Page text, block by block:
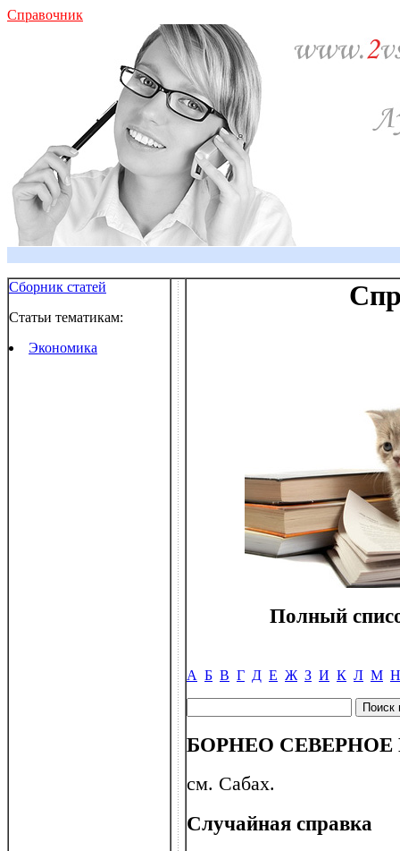
Справочник
Сборник статей
Статьи тематикам:
Экономика
Полный
А Б В Г Д Е Ж З И К Л М Н
БОРНЕО
см. Сабах.
Случайная справка